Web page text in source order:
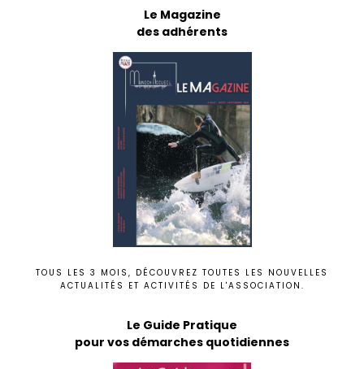
Le Magazine
des adhérents
TOUS LES 3 MOIS, DÉCOUVREZ TOUTES LES NOUVELLES
ACTUALITÉS ET ACTIVITÉS DE L'ASSOCIATION.
Le Guide Pratique
pour vos démarches quotidiennes